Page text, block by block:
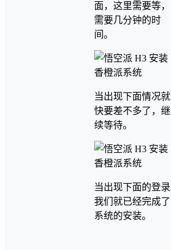
面，这里需要等，
需要几分钟的时
间。
当出现下面情况就
快要差不多了，继
续等待。
当出现下面的登录
我们就已经完成了
系统的安装。